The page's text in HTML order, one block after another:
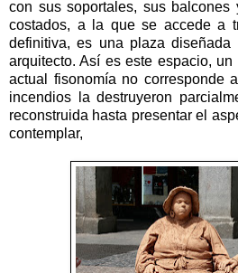
con sus soportales, sus
costados, a la que se accede a
definitiva, es una plaza
arquitecto. Así es este espacio,
actual fisonomía no corresponde
incendios la destruyeron
reconstruida hasta presentar el
contemplar,